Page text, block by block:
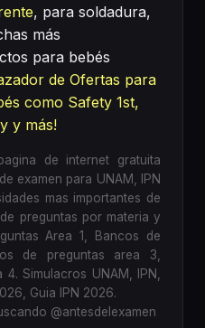
, para soldadura,
más
para bebés
de Ofertas para
como Safety 1st,
y más!
de internet gratuita
examen para UNAM, IPN
mas importantes de
preguntas por materia y
Area 1, Bancos de
de preguntas area 3,
Simulacros UNAM, IPN,
Guia IPN 2026.
@antesdelexamen